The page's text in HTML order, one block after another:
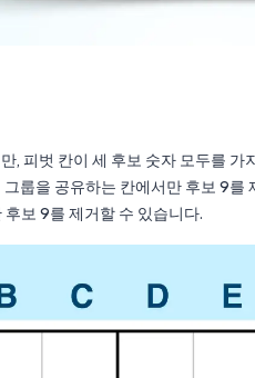
, 피벗 칸이 세 후보 숫자 모두를
룹을 공유하는 칸에서만 후보 9를
보 9를 제거할 수 있습니다.